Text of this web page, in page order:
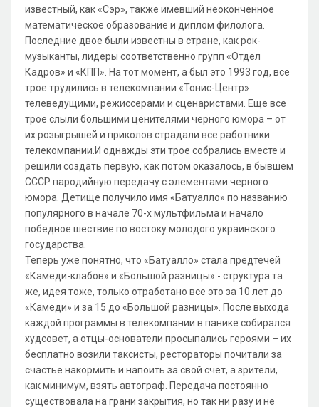
известный, как «Сэр», также имевший неоконченное
математическое образование и диплом филолога.
Последние двое были известны в стране, как рок-
музыканты, лидеры соответственно групп «Отдел
Кадров» и «КПП». На тот момент, а был это 1993 год, все
трое трудились в телекомпании «Тонис-Центр»
телеведущими, режиссерами и сценаристами. Еще все
трое слыли большими ценителями черного юмора – от
их розыгрышей и приколов страдали все работники
телекомпании.И однажды эти трое собрались вместе и
решили создать первую, как потом оказалось, в бывшем
СССР пародийную передачу с элементами черного
юмора. Детище получило имя «Батуалло» по названию
популярного в начале 70-х мультфильма и начало
победное шествие по востоку молодого украинского
государства.
Теперь уже понятно, что «Батуалло» стала предтечей
«Камеди-клабов» и «Большой разницы» - структура та
же, идея тоже, только отработано все это за 10 лет до
«Камеди» и за 15 до «Большой разницы». После выхода
каждой программы в телекомпании в панике собирался
худсовет, а отцы-основатели просыпались героями – их
бесплатно возили таксисты, рестораторы почитали за
счастье накормить и напоить за свой счет, а зрители,
как минимум, взять автограф. Передача постоянно
существовала на грани закрытия, но так ни разу и не